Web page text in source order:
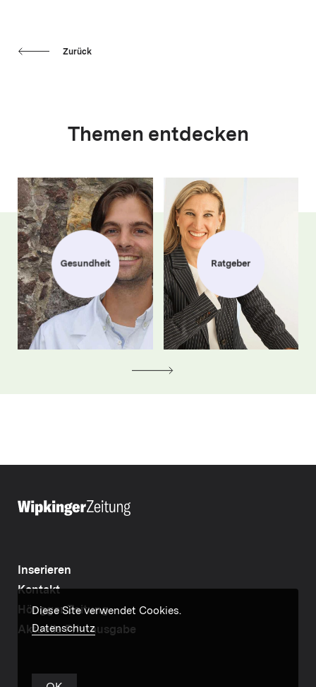
Zurück
Themen entdecken
Gesundheit Ratgeber
Inserieren
Kontakt
Höngger Zeitung
Aktuelle Printausgabe
Diese Site verwendet Cookies.
Datenschutz